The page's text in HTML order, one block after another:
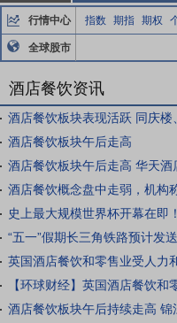
行情中心 指数 期指 期权
全球股市
酒店餐饮资讯
酒店餐饮板块表现活跃 同庆楼
酒店餐饮板块午后走高
酒店餐饮板块午后走高 华天酒
酒店餐饮概念盘中走弱，机构
英国酒店餐饮和零售业受人力
酒店餐饮板块午后持续走高 锦